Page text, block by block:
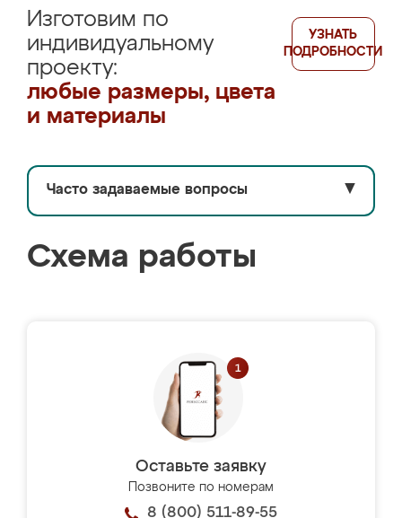
Изготовим по
индивидуальному
проекту:
любые размеры, цвета
и материалы
УЗНАТЬ
ПОДРОБНОСТИ
Часто задаваемые вопросы ▼
Схема работы
Оставьте заявку
Позвоните по номерам
8 (800) 511-89-55